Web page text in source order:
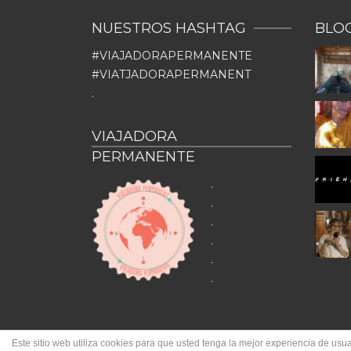
NUESTROS HASHTAG
#VIAJADORAPERMANENTE
#VIATJADORAPERMANENT
.
VIAJADORA
PERMANENTE
.
.
.
.
.
.
Este sitio web utiliza cookies para que usted tenga la mejor experiencia de